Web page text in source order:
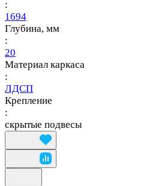
:
1694
Глубина, мм
:
20
Материал каркаса
:
ЛДСП
Крепление
:
скрытые подвесы